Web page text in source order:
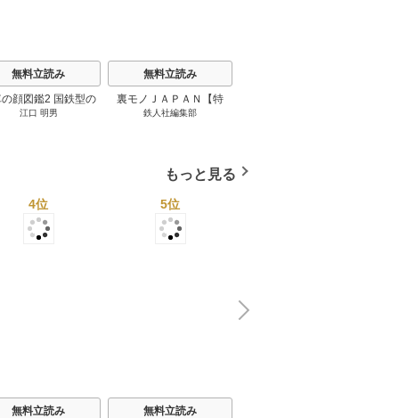
無料立読み
の顔図鑑2 国鉄型の
鉄道車両 1巻
江口 明男
無料立読み
裏モノＪＡＰＡＮ【特
集】★超ボリューム版６
トレンド年間ベスト★お
っさん５０人の体験から
学ぶ★夢のようなエロい
楽園３０ 1巻
鉄人社編集部
もっと見る
4位
無料立読み
5位
無料立読み
N
x